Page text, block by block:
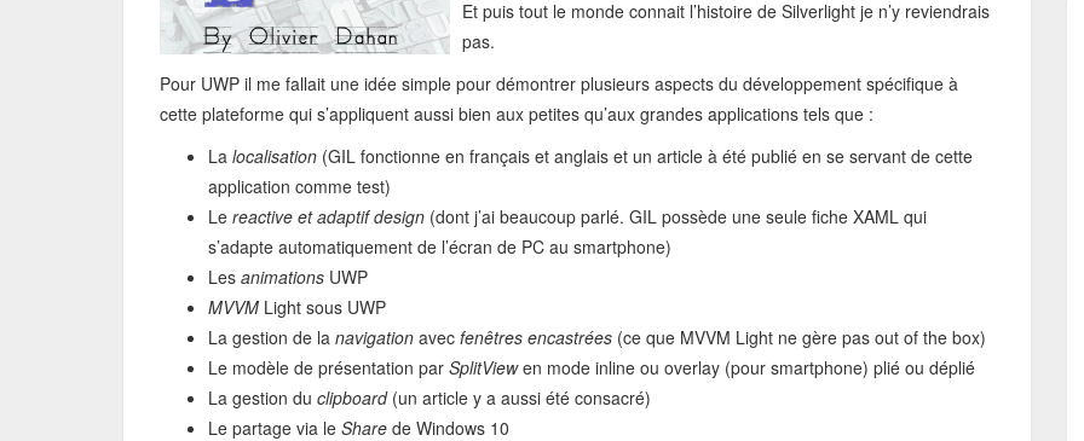
Et puis tout le monde connait l’histoire de Silverlight je n’y reviendrais
pas.
Pour UWP il me fallait une idée simple pour démontrer plusieurs aspects du développement spécifique à
cette plateforme qui s’appliquent aussi bien aux petites qu’aux grandes applications tels que :
La localisation (GIL fonctionne en français et anglais et un article à été publié en se servant de cette
application comme test)
Le reactive et adaptif design (dont j’ai beaucoup parlé. GIL possède une seule fiche XAML qui
s’adapte automatiquement de l’écran de PC au smartphone)
Les animations UWP
MVVM Light sous UWP
La gestion de la navigation avec fenêtres encastrées (ce que MVVM Light ne gère pas out of the box)
Le modèle de présentation par SplitViewen mode inline ou overlay (pour smartphone) plié ou déplié
La gestion du clipboard(un article y a aussi été consacré)
Le partage via le Share de Windows 10